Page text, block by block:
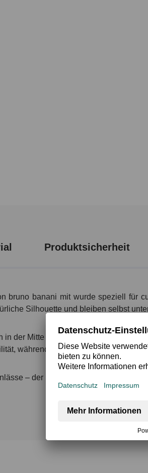
Produktsicherheit
bruno banani mit wurde speziell für
Silhouette und bleiben selbst
in der Mitte verbinden und bieten so
während der breite Haken- und
– der Light Padded Bra